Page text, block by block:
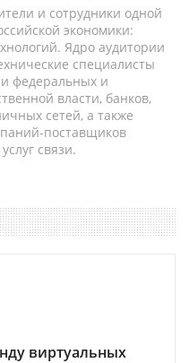
и сотрудники одной
экономики:
Ядро аудитории
специалисты
федеральных и
власти, банков,
сетей, а также
поставщиков
связи.
виртуальных